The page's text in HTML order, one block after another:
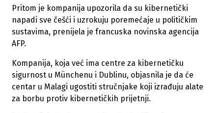
Pritom je kompanija upozorila da su kibernetički
napadi sve češći i uzrokuju poremećaje u političkim
sustavima, prenijela je francuska novinska agencija
AFP.
Kompanija, koja već ima centre za kibernetičku
sigurnost u Münchenu i Dublinu, objasnila je da će
centar u Malagi ugostiti stručnjake koji izrađuju alate
za borbu protiv kibernetičkih prijetnji.